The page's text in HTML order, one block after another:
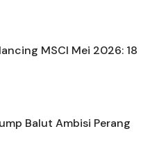
MSCI Mei 2026: 18
Balut Ambisi Perang